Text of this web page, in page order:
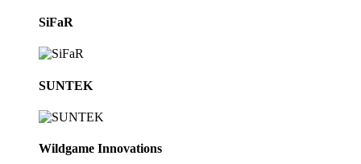
SiFaR
SUNTEK
Wildgame Innovations